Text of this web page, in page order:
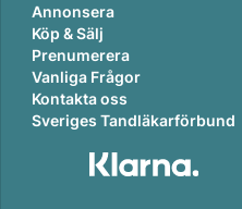
Annonsera
Köp & Sälj
Prenumerera
Vanliga Frågor
Kontakta oss
Sveriges Tandläkarförbund